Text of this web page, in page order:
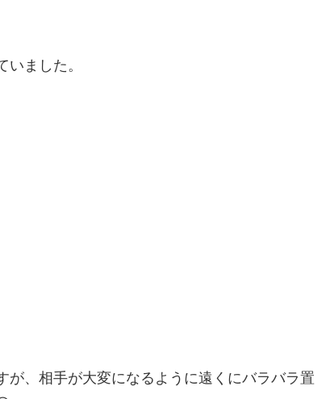
ました。
、相手が大変になるように遠くにバラバラ置